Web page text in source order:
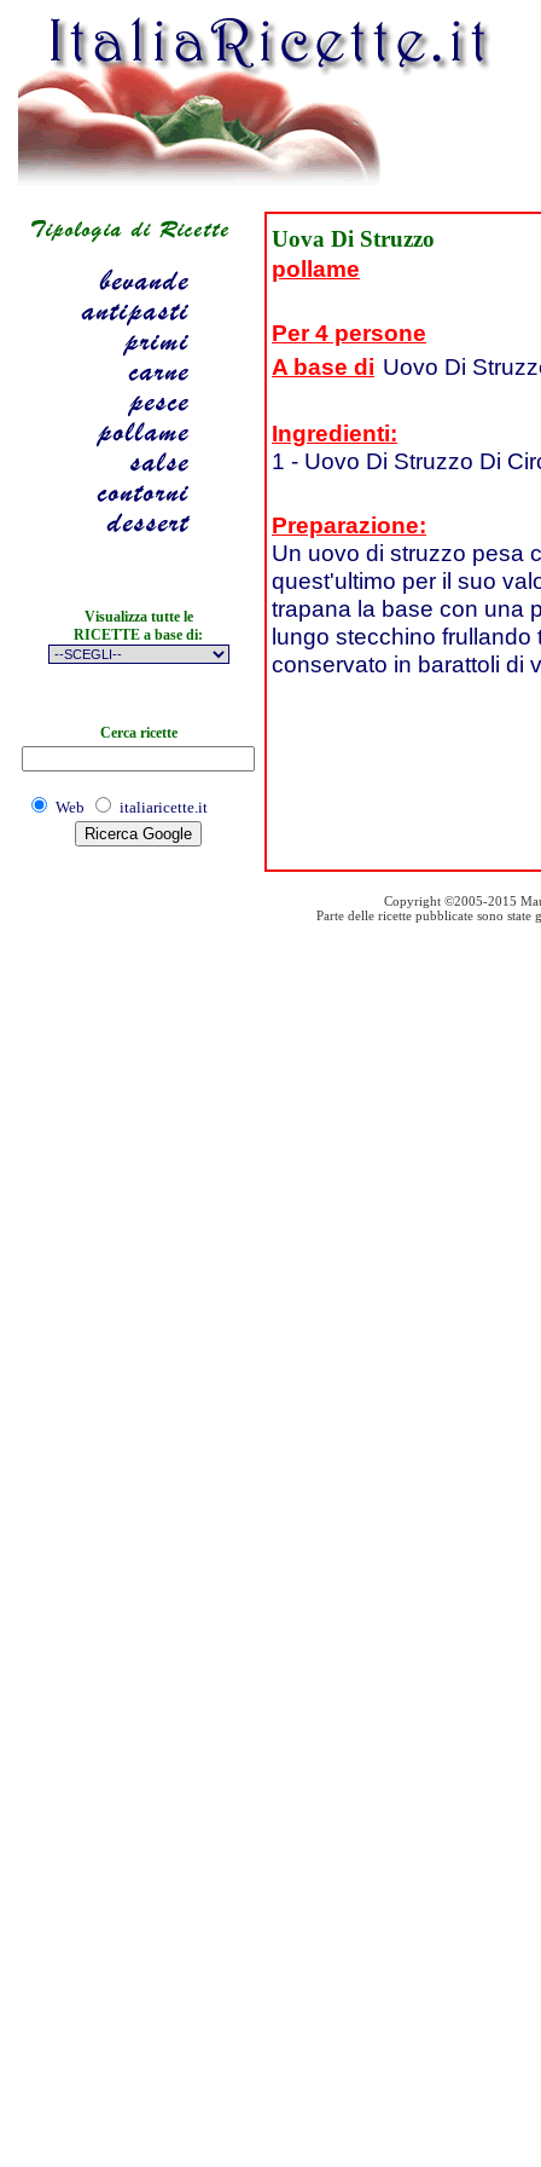
Visualizza tutte le
RICETTE a base di:
Cerca ricette
Web italiaricette.it
Uova Di Struzzo
pollame
Per 4 persone
A base di Uovo Di
Ingredienti:
1 - Uovo Di Struzzo Di
Preparazione:
Un uovo di struzzo pesa
quest'ultimo per il suo
trapana la base con una
lungo stecchino frullando
conservato in barattoli di
Copyright ©2005-2015
Parte delle ricette pubblicate sono state